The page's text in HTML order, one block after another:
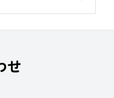
せ